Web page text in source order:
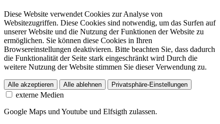
Diese Website verwendet Cookies zur Analyse von
Websitezugriffen. Diese Cookies sind notwendig, um das Surfen auf
unserer Website und die Nutzung der Funktionen der Website zu
ermöglichen. Sie können diese Cookies in Ihren
Browsereinstellungen deaktivieren. Bitte beachten Sie, dass dadurch
die Funktionalität der Seite stark eingeschränkt wird Durch die
weitere Nutzung der Website stimmen Sie dieser Verwendung zu.
Alle akzeptieren Alle ablehnen Privatsphäre-Einstellungen
externe Medien
Google Maps und Youtube und Elfsigth zulassen.